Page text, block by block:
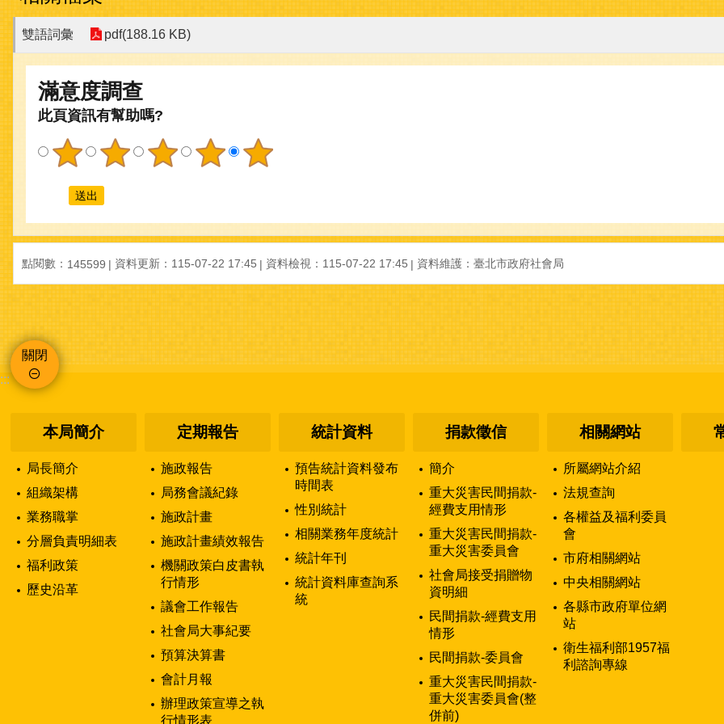
雙語詞彙 pdf(188.16 KB)
滿意度調查
此頁資訊有幫助嗎?
點閱數： 145599 資料更新： 115-07-22 17:45 資料檢視： 115-07-22 17:45 資料維護： 臺北市政府社會局
關閉
:::
本局簡介
局長簡介
組織架構
業務職掌
分層負責明細表
福利政策
歷史沿革
定期報告
施政報告
局務會議紀錄
施政計畫
施政計畫績效報告
機關政策白皮書執
行情形
議會工作報告
社會局大事紀要
預算決算書
會計月報
辦理政策宣導之執
行情形表
統計資料
預告統計資料發布
時間表
性別統計
相關業務年度統計
統計年刊
統計資料庫查詢系
統
捐款徵信
簡介
重大災害民間捐款-
經費支用情形
重大災害民間捐款-
重大災害委員會
社會局接受捐贈物
資明細
民間捐款-經費支用
情形
民間捐款-委員會
重大災害民間捐款-
重大災害委員會(整
併前)
相關網站
所屬網站介紹
法規查詢
各權益及福利委員
會
市府相關網站
中央相關網站
各縣市政府單位網
站
衛生福利部1957福
利諮詢專線